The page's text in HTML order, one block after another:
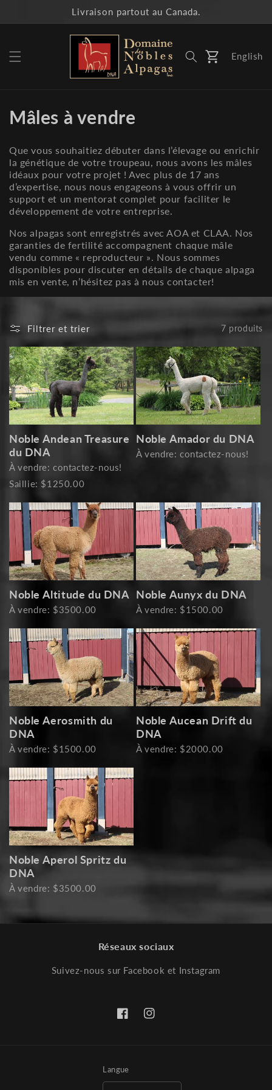
au
Livraison partout au Canada.
Panier English
C
l
l
e
c
t
i
n
:
Mâles à vendre
Que vous souhaitiez débuter dans l’élevage ou enrichir
la génétique de votre troupeau, nous avons les mâles
idéaux pour votre projet ! Avec plus de 17 ans
d’expertise, nous nous engageons à vous offrir un
support et un mentorat complet pour faciliter le
développement de votre entreprise.
Nos alpagas sont enregistrés avec AOA et CLAA. Nos
garanties de fertilité accompagnent chaque mâle
vendu comme « reproducteur ». Nous sommes
disponibles pour discuter en détails de chaque alpaga
mis en vente, n’hésitez pas à nous contacter!
Filtrer et trier 7 produits
Noble Andean Treasure
du DNA
À vendre: contactez-nous!
Saillie: $1250.00
Noble Amador du DNA
À vendre: contactez-nous!
Noble Altitude du DNA
À vendre: $3500.00
Noble Aunyx du DNA
À vendre: $1500.00
Noble Aerosmith du
DNA
À vendre: $1500.00
Noble Aucean Drift du
DNA
À vendre: $2000.00
Noble Aperol Spritz du
DNA
À vendre: $3500.00
Réseaux sociaux
Suivez-nous sur Facebook et Instagram
FacebookInstagram
Langue